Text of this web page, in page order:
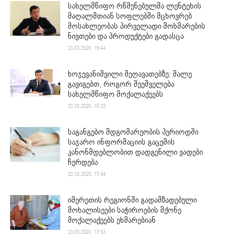
სახელმწიფო რწმუნებულმა ლენტეხის
მაღალმთიან სოფლებში მცხოვრებ
მოსახლეობას პირველადი მოხმარების
ნივთები და პროდუქტები გადასცა
23.03.2020. 19:44
ხოჯევანიშვილი შეღავათებზე: მალე
გავიგებთ, როგორ შეეშველება
სახელმწიფო მოქალაქეებს
23.03.2020. 18:23
საგანგებო მდგომარეობის პერიოდში
საჯარო ინფორმაციის გაცემის
კანონმდებლობით დადგენილი ვადები
ჩერდება
23.03.2020. 17:54
იმერეთის რეგიონში გადამზადებული
მოხალისეები საჭიროების მქონე
მოქალაქეებს ეხმარებიან
23.03.2020. 17:53